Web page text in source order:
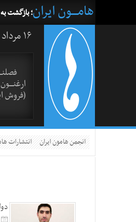
هامــــون ایران؛ بازگشت
۱۶ مرداد ۱۴۰۵
(فروش
انجمن هامون ایران انتشارات